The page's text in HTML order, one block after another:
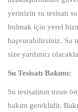
yerinizin su tesisatı
bulmak için yerel
başvurabilirsiniz. Su
size yardımcı
Su Tesisatı Bakımı:
Su tesisatının uzun
bakım gereklidir.